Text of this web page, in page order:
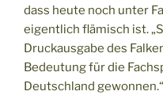
dass heute noch unter
eigentlich flämisch ist.
Druckausgabe des
Bedeutung für die
Deutschland